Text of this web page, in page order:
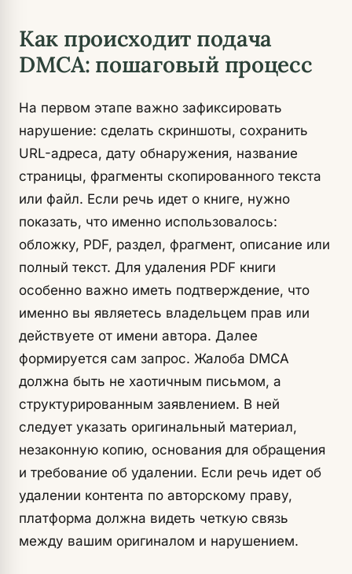
Как происходит подача
DMCA: пошаговый процесс
На первом этапе важно зафиксировать
нарушение: сделать скриншоты, сохранить
URL-адреса, дату обнаружения, название
страницы, фрагменты скопированного текста
или файл. Если речь идет о книге, нужно
показать, что именно использовалось:
обложку, PDF, раздел, фрагмент, описание или
полный текст. Для удаления PDF книги
особенно важно иметь подтверждение, что
именно вы являетесь владельцем прав или
действуете от имени автора. Далее
формируется сам запрос. Жалоба DMCA
должна быть не хаотичным письмом, а
структурированным заявлением. В ней
следует указать оригинальный материал,
незаконную копию, основания для обращения
и требование об удалении. Если речь идет об
удалении контента по авторскому праву,
платформа должна видеть четкую связь
между вашим оригиналом и нарушением.